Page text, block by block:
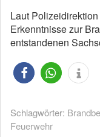
Laut
Erkenntnisse zur
entstandenen
Schlagwörter:
Feuerwehr